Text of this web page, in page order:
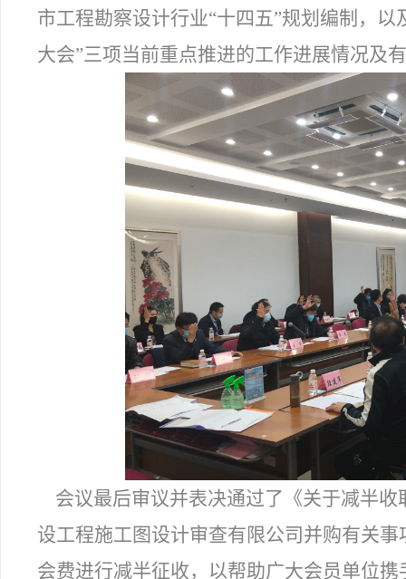
市工程勘察设计行业“十四五”规划编制，
大会”三项当前重点推进的工作进展情况及
会议最后审议并表决通过了 《关于减半
设工程施工图设计审查有限公司并购有关
会费进行减半征收，以帮助广大会员单位